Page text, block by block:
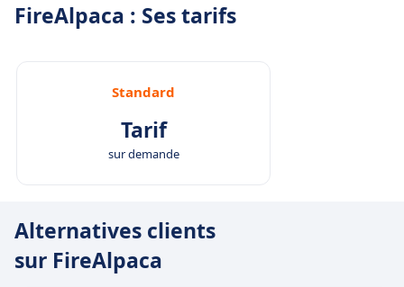
Fonctions d’animation basiques
FireAlpaca : Ses tarifs
Standard
Tarif
sur demande
Alternatives clients
sur FireAlpaca